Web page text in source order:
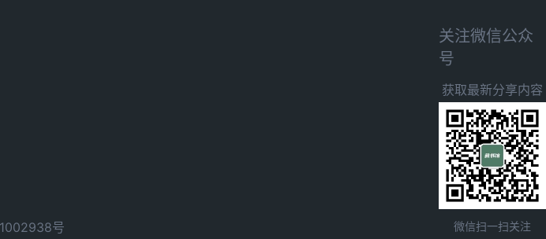
号
关注微信公众
号
获取最新分享内容
微信扫一扫关注